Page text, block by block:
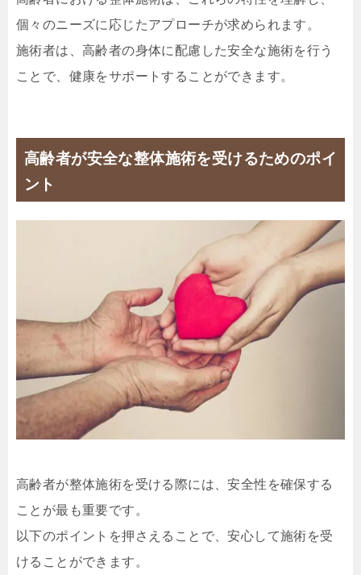
個々のニーズに応じたアプローチが求められます。
施術者は、高齢者の身体に配慮した安全な施術を行う
ことで、健康をサポートすることができます。
高齢者が安全な整体施術を受けるためのポイ
ント
高齢者が整体施術を受ける際には、安全性を確保する
ことが最も重要です。
以下のポイントを押さえることで、安心して施術を受
けることができます。